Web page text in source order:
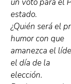
un voto para el
estado.
¿Quién será el
humor con que
amanezca el
el día de la
elección.